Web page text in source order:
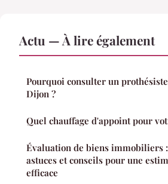
Actu — À lire également
Pourquoi consulter un
Dijon ?
Quel chauffage d'appoint pour
Évaluation de biens immobiliers
astuces et conseils pour une
efficace